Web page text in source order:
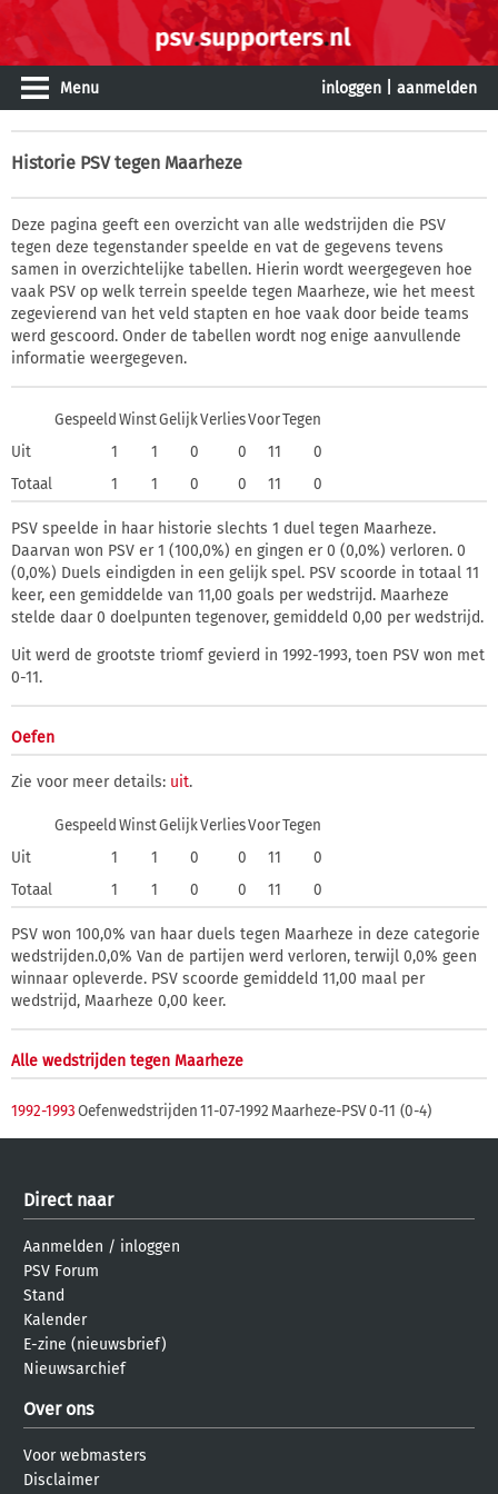
Menu inloggen aanmelden
Historie PSV tegen Maarheze
Deze pagina geeft een overzicht van alle wedstrijden die PSV
tegen deze tegenstander speelde en vat de gegevens tevens
samen in overzichtelijke tabellen. Hierin wordt weergegeven hoe
vaak PSV op welk terrein speelde tegen Maarheze, wie het meest
zegevierend van het veld stapten en hoe vaak door beide teams
werd gescoord. Onder de tabellen wordt nog enige aanvullende
informatie weergegeven.
Gespeeld WinstGelijkVerliesVoorTegen
Uit
1 1 0 0 11
0
Totaal
1 1 0 0 11 0
PSV speelde in haar historie slechts 1 duel tegen Maarheze.
Daarvan won PSV er 1 (100,0%) en gingen er 0 (0,0%) verloren. 0
(0,0%) Duels eindigden in een gelijk spel. PSV scoorde in totaal 11
keer, een gemiddelde van 11,00 goals per wedstrijd. Maarheze
stelde daar 0 doelpunten tegenover, gemiddeld 0,00 per wedstrijd.
Uit werd de grootste triomf gevierd in 1992-1993, toen PSV won met
0-11.
Oefen
Zie voor meer details: uit.
Gespeeld WinstGelijkVerliesVoorTegen
Uit
1 1 0 0 11
0
Totaal
1 1 0 0 11 0
PSV won 100,0% van haar duels tegen Maarheze in deze categorie
wedstrijden.0,0% Van de partijen werd verloren, terwijl 0,0% geen
winnaar opleverde. PSV scoorde gemiddeld 11,00 maal per
wedstrijd, Maarheze 0,00 keer.
Alle wedstrijden tegen Maarheze
1992-1993Oefenwedstrijden11-07-1992 Maarheze-PSV0-11 (0-4)
Direct naar
Aanmelden / inloggen
PSV Forum
Stand
Kalender
E-zine (nieuwsbrief)
Nieuwsarchief
Over ons
Voor webmasters
Disclaimer